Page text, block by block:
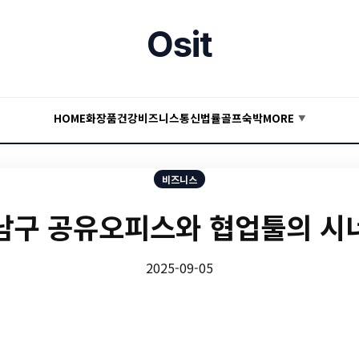
Osit
HOME화장품건강비즈니스통신법률골프숙박MORE ▼
비즈니스
구 공유오피스와 협업툴의 시
2025-09-05